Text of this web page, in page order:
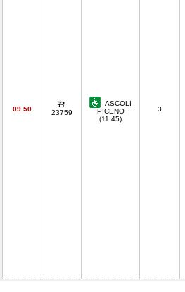
09.50 23759
ASCOLI
PICENO
(11.45)
3